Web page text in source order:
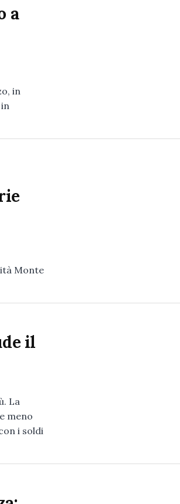
a
in
Monte
il
La
meno
i soldi